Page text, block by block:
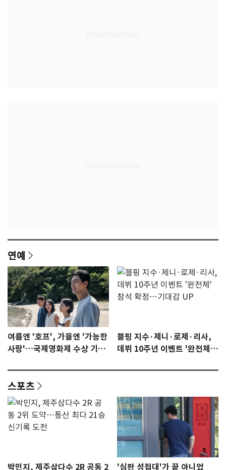
연예
여름엔 '호프', 가을엔 '가능한
사랑'…국제영화제 수상 기대
블핑 지수·제니·로제·리사,
데뷔 10주년 이벤트 '완전체'
스포츠
박민지, 제주삼다수 2R 공동 2
'심판 성접대'가 끝 아니었